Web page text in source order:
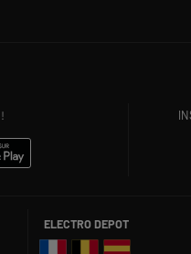
ELECTRO DEPOT